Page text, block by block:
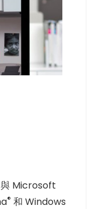
Microsoft
® 和 Windows